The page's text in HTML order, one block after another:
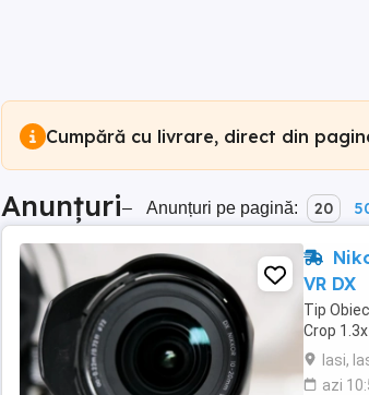
Cumpără cu livrare, direct din
Anunțuri– Anunțuri pe pagină: 20
VR DX
Tip
Crop
Iasi,
azi